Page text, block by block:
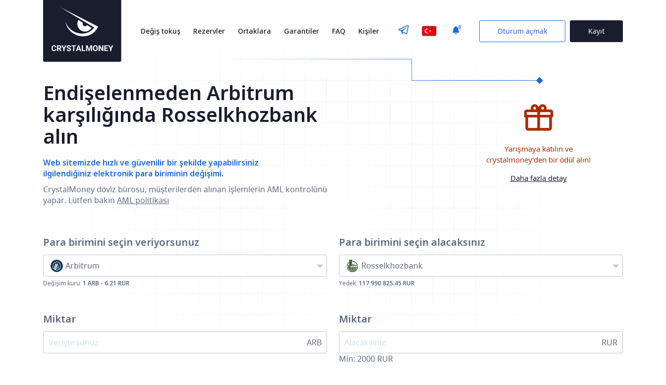
Değiş tokuş Rezervler Ortaklara Garantiler FAQ Kişiler 0 Oturum açmak Kayıt
Endişelenmeden Arbitrum
karşılığında Rosselkhozbank
alın
Web sitemizde hızlı ve güvenilir bir şekilde yapabilirsiniz
ilgilendiğiniz elektronik para biriminin değişimi.
CrystalMoney döviz bürosu, müşterilerden alınan işlemlerin AML kontrolünü
yapar. Lütfen bakın AML politikası
Yarışmaya katılın ve
crystalmoney'den bir ödül alın!
Daha fazla detay
Para birimini seçin veriyorsunuz
Arbitrum
Değişim kuru: 1 ARB - 6.21 RUR
Miktar
ARB
Para birimini seçin alacaksınız
Rosselkhozbank
Yedek: 117 990 825.45 RUR
Miktar
RUR
Min: 2000 RUR